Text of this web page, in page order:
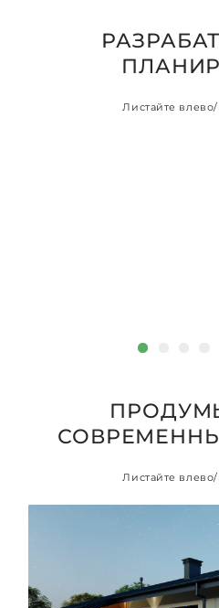
Листайте
Листайте